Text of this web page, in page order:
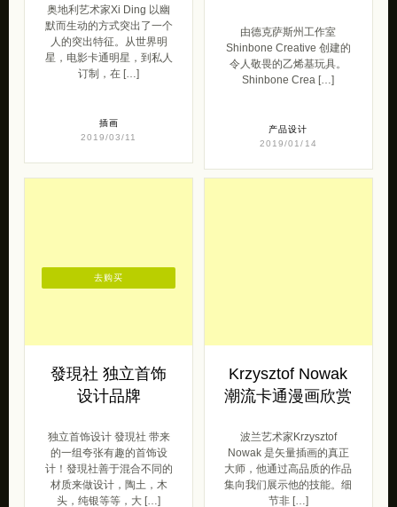
奥地利艺术家Xi Ding 以幽
默而生动的方式突出了一个
人的突出特征。从世界明
星，电影卡通明星，到私人
订制，在 […]
插画
2019/03/11
由德克萨斯州工作室
Shinbone Creative 创建的
令人敬畏的乙烯基玩具。
Shinbone Crea […]
产品设计
2019/01/14
發現社 独立首饰
设计品牌
独立首饰设计 發現社 带来
的一组夸张有趣的首饰设
计！發現社善于混合不同的
材质来做设计，陶土，木
头，纯银等等，大 […]
去购买
Krzysztof Nowak
潮流卡通漫画欣赏
波兰艺术家Krzysztof
Nowak 是矢量插画的真正
大师，他通过高品质的作品
集向我们展示他的技能。细
节非 […]